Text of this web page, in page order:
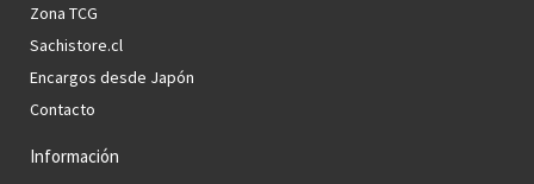
Zona TCG
Sachistore.cl
Encargos desde Japón
Contacto
Información